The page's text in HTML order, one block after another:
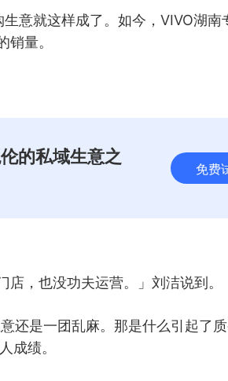
意就这样成了。如今，VIVO湖南
量。
的私域生意之
免费
店，也没功夫运营。」刘洁说到。
还是一团乱麻。那是什么引起了
成绩。